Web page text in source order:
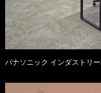
パナソニック インダストリ